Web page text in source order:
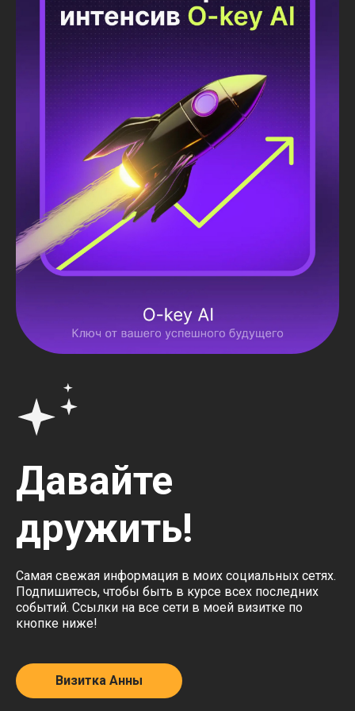
Давайте
дружить!
Самая свежая информация в моих социальных сетях.
Подпишитесь, чтобы быть в курсе всех последних
событий. Ссылки на все сети в моей визитке по
кнопке ниже!
Визитка Анны